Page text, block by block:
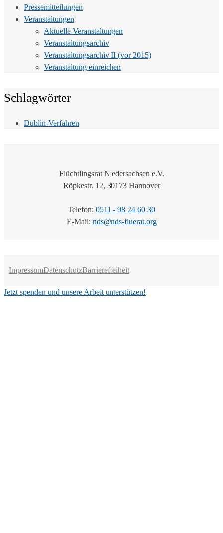
Pressemitteilungen
Veranstaltungen
Aktuelle Veranstaltungen
Veranstaltungsarchiv
Veranstaltungsarchiv II (vor 2015)
Veranstaltung einreichen
Schlagwörter
Dublin-Verfahren
Flüchtlingsrat Niedersachsen e.V.
Röpkestr. 12, 30173 Hannover
Telefon: 0511 - 98 24 60 30
E-Mail: nds@nds-fluerat.org
ImpressumDatenschutzBarrierefreiheit
Jetzt spenden und unsere Arbeit unterstützen!